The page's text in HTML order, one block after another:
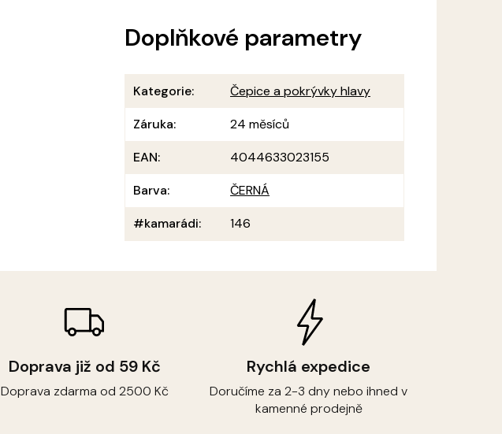
Doprava již od 59 Kč
Doprava zdarma od 2500 Kč
Rychlá expedice
Doručíme za 2-3 dny nebo ihned v
kamenné prodejně
Doplňkové parametry
Kategorie:
Čepice a pokrývky hlavy
Záruka:
24 měsíců
EAN:
4044633023155
Barva:
ČERNÁ
#kamarádi: 146